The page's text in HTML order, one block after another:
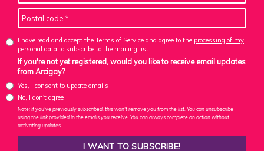
I have read and accept the Terms of Service and agree to the processing of my
personal data to subscribe to the mailing list
If you're not yet registered, would you like to receive email updates
from Arcigay?
Yes, I consent to update emails
No, I don't agree
Note: If you've previously subscribed, this won't remove you from the list. You can unsubscribe
using the link provided in the emails you receive. You can always complete an action without
activating updates.